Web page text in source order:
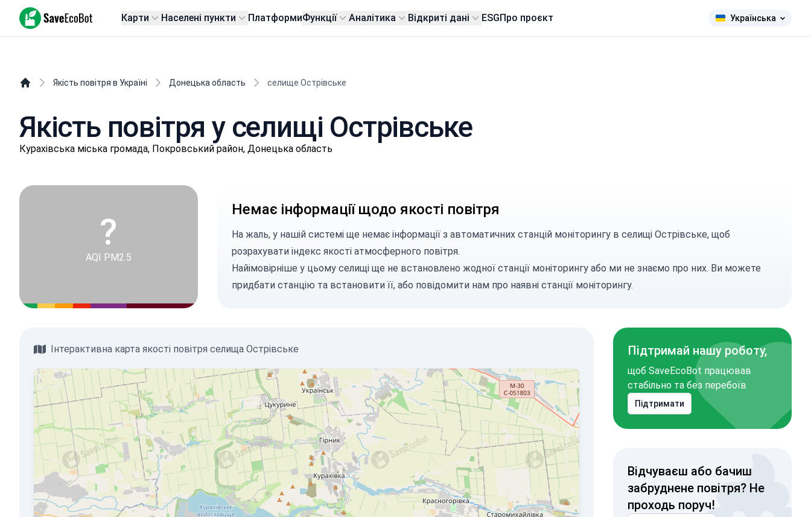
SaveEcoBot Карти Населені пункти ПлатформиФункції Аналітика Відкриті дані ESGПро проєкт Українська
Якість повітря в Україні Донецька область селище Острівське
Якість повітря у селищі Острівське
Куpaхівськa міська громада, Покровський район, Донецька область
?
AQI PM2.5
Немає інформації щодо якості повітря
На жаль, у нашій системі ще немає інформації з автоматичних станцій моніторингу в селищі Острівське, щоб
розрахувати індекс якості атмосферного повітря.
Найімовірніше у цьому селищі ще не встановлено жодної станції моніторингу або ми не знаємо про них. Ви можете
придбати станцію та встановити її, або повідомити нампро наявні станції моніторингу.
Інтерактивна карта якості повітря селища Острівське Підтримай нашу роботу,
щоб SaveEcoBot працював
стабільно та без перебоїв
Підтримати
Відчуваєш або бачиш
забруднене повітря? Не
проходь поруч!